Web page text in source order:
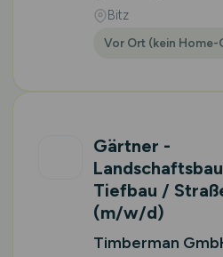
Bitz
Vor Ort (kein
Gärtner -
Tiefbau /
(m/w/d)
Timberman